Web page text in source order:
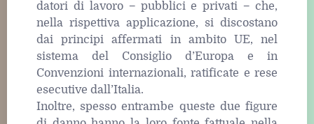
datori di lavoro − pubblici e privati − che,
nella rispettiva applicazione, si discostano
dai principi affermati in ambito UE, nel
sistema del Consiglio d’Europa e in
Convenzioni internazionali, ratificate e rese
esecutive dall’Italia.
Inoltre, spesso entrambe queste due figure